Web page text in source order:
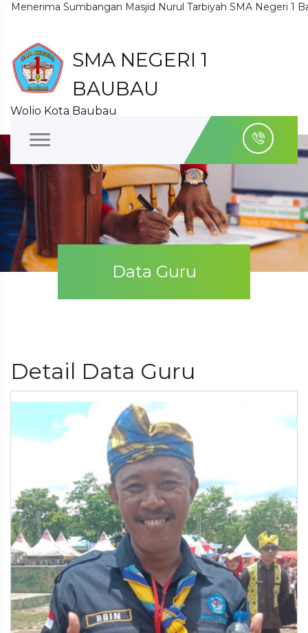
Sumbangan Masjid Nurul Tarbiyah SMA Negeri 1 Baubau
SMA NEGERI 1
BAUBAU
Wolio Kota Baubau
Data Guru
Detail Data Guru